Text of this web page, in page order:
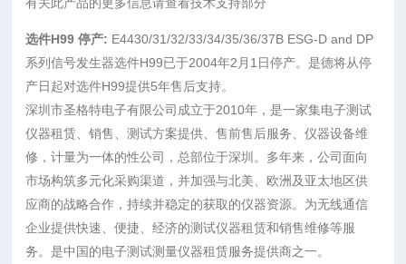
选件H99 停产: E4430/31/32/33/34/35/36/37B ESG-D and DP
系列信号发生器选件H99已于2004年2月1日停产。是德将从停
产日起对选件H99提供5年售后支持。
深圳市圣格特电子有限公司成立于2010年，是一家集电子测试
仪器租赁、销售、测试方案提供、售前售后服务、仪器设备维
修，计量为一体的性公司，总部位于深圳。多年来，公司面向
市场构筑多元化采购渠道，并加强与北美、欧洲及亚太地区供
应商的战略合作，持续并稳定的获取的仪器资源。为无线通信
企业提供快速、便捷、经济的测试仪器租赁和销售维修等服
务。是中国的电子测试测量仪器租赁服务提供商之一。